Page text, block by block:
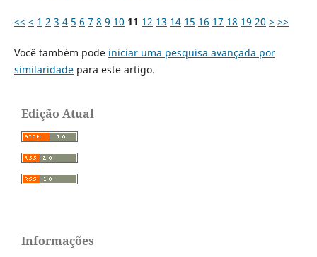
<< < 1 2 3 4 5 6 7 8 9 10 11 12 13 14 15 16 17 18 19 20 > >>
Você também pode iniciar uma pesquisa avançada por
similaridadepara este artigo.
Edição Atual
Informações